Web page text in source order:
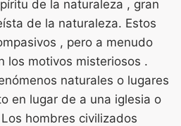
de la naturaleza , gran
de la naturaleza. Estos
, pero a menudo
los motivos misteriosos .
naturales o lugares
en lugar de a una iglesia o
hombres civilizados